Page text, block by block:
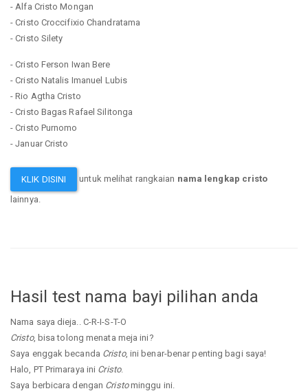
- Alfa Cristo Mongan
- Cristo Croccifixio Chandratama
- Cristo Silety
- Cristo Ferson Iwan Bere
- Cristo Natalis Imanuel Lubis
- Rio Agtha Cristo
- Cristo Bagas Rafael Silitonga
- Cristo Purnomo
- Januar Cristo
KLIK DISINI untuk melihat rangkaian nama lengkap cristo
lainnya.
Hasil test nama bayi pilihan anda
Nama saya dieja.. C-R-I-S-T-O
Cristo, bisa tolong menata meja ini?
Saya enggak becanda Cristo, ini benar-benar penting bagi saya!
Halo, PT Primaraya ini Cristo.
Saya berbicara dengan Cristominggu ini.